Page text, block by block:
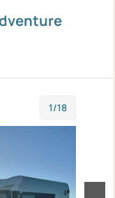
1/18